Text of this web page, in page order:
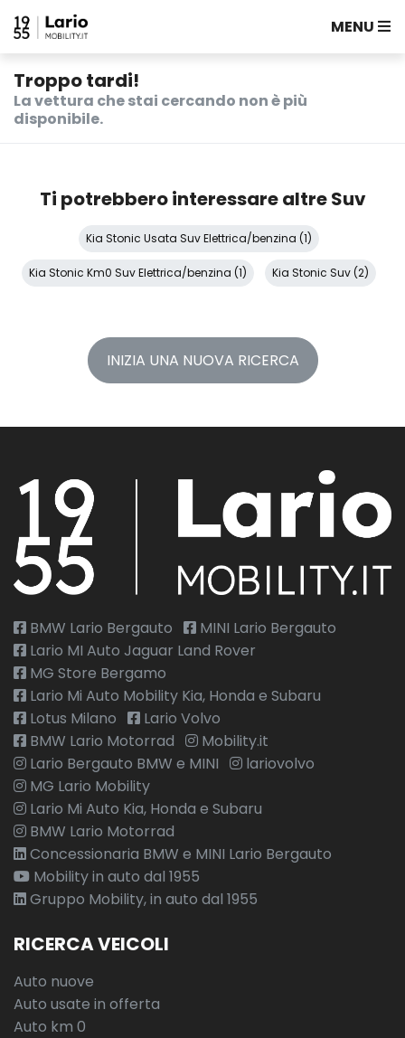
MENU
Troppo tardi!
La vettura che stai cercando non è più
disponibile.
Ti potrebbero interessare altre Suv
Kia Stonic Usata Suv Elettrica/benzina (1)
Kia Stonic Km0 Suv Elettrica/benzina (1) Kia Stonic Suv (2)
INIZIA UNA NUOVA RICERCA
BMW Lario Bergauto
MINI Lario Bergauto
Lario MI Auto Jaguar Land Rover
MG Store Bergamo
Lario Mi Auto Mobility Kia, Honda e Subaru
Lotus Milano
Lario Volvo
BMW Lario Motorrad
Mobility.it
Lario Bergauto BMW e MINI
lariovolvo
MG Lario Mobility
Lario Mi Auto Kia, Honda e Subaru
BMW Lario Motorrad
Concessionaria BMW e MINI Lario Bergauto
Mobility in auto dal 1955
Gruppo Mobility, in auto dal 1955
RICERCA VEICOLI
Auto nuove
Auto usate in offerta
Auto km 0